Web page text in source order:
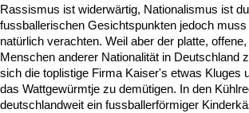
Rassismus ist widerwärtig, Nationalismus ist
fussballerischen Gesichtspunkten jedoch
natürlich verachten. Weil aber der platte,
Menschen anderer Nationalität in Deutschland
sich die toplistige Firma Kaiser's etwas Kluges
das Wattgewürmtje zu demütigen. In den
deutschlandweit ein fussballerförmiger